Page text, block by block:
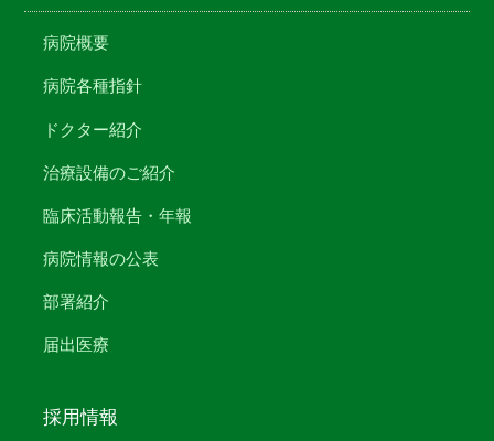
病院概要
病院各種指針
ドクター紹介
治療設備のご紹介
臨床活動報告・年報
病院情報の公表
部署紹介
届出医療
採用情報